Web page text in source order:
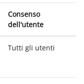
Consenso
dell'utente
Tutti gli utenti